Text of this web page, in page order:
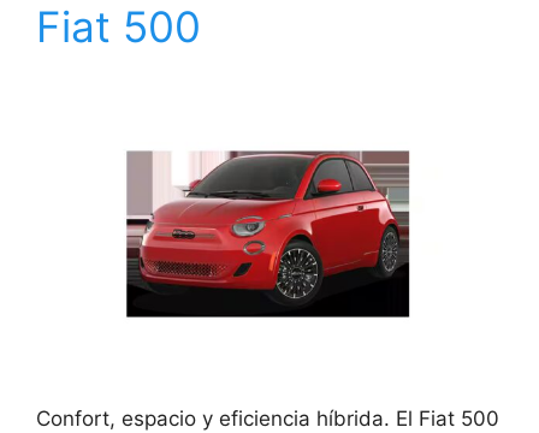
Fiat 500
Confort, espacio y eficiencia híbrida. El Fiat 500